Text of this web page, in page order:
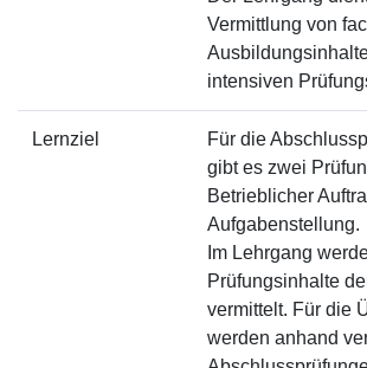
Vermittlung von
intensiven
Lernziel
Für die
gibt es zwei
Betrieblicher
Aufgabenstellung.
Im Lehrgang
Prüfungsinhalte
vermittelt. Für die
werden anhand